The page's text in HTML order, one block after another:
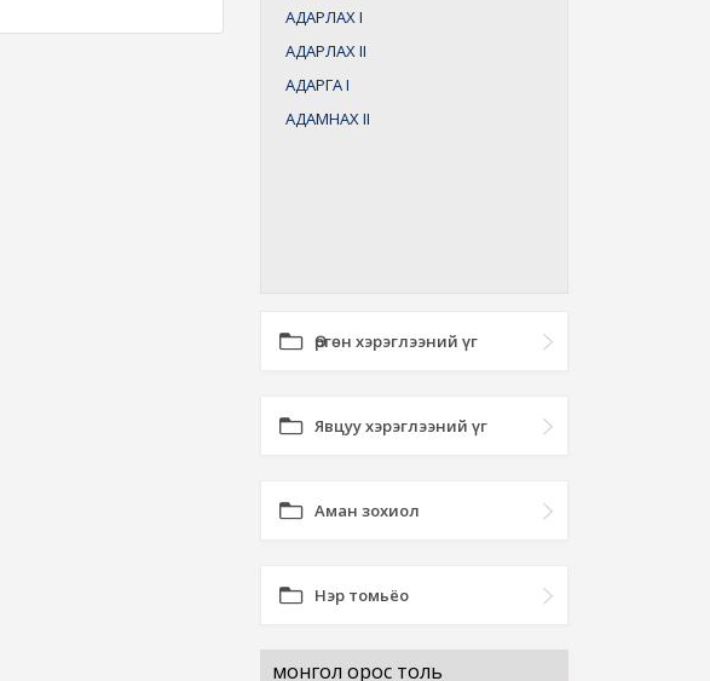
АДАРЛАХI
АДАРЛАХII
АДАРГАI
АДАМНАХII
Өргөн хэрэглээний үг
Явцуу хэрэглээний үг
Аман зохиол
Нэр томьёо
монгол орос толь